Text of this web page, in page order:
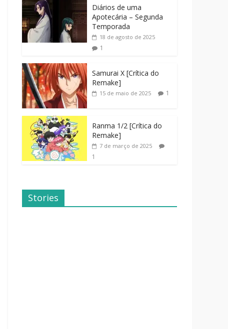
Diários de uma
Apotecária – Segunda
Temporada
18 de agosto de 2025
1
Samurai X [Crítica do
Remake]
15 de maio de 2025 1
Ranma 1/2 [Crítica do
Remake]
7 de março de 2025
1
Stories
Dicas de
Filmes Para o
Família